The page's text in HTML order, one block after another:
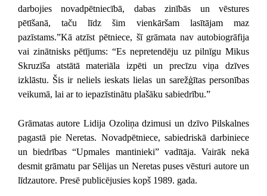
darbojies novadpētniecībā, dabas zinībās un vēstures
pētīšanā, taču līdz šim vienkāršam lasītājam maz
pazīstams.”Kā atzīst pētniece, šī grāmata nav autobiogrāfija
vai zinātnisks pētījums: “Es nepretendēju uz pilnīgu Mikus
Skruzīša atstātā materiāla izpēti un precīzu viņa dzīves
izklāstu. Šis ir neliels ieskats lielas un sarežģītas personības
veikumā, lai ar to iepazīstinātu plašāku sabiedrību.”
Grāmatas autore Lidija Ozoliņa dzimusi un dzīvo Pilskalnes
pagastā pie Neretas. Novadpētniece, sabiedriskā darbiniece
un biedrības “Upmales mantinieki” vadītāja. Vairāk nekā
desmit grāmatu par Sēlijas un Neretas puses vēsturi autore un
līdzautore. Presē publicējusies kopš 1989. gada.